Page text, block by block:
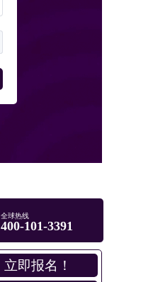
全球热线
400-101-3391
立即报名！